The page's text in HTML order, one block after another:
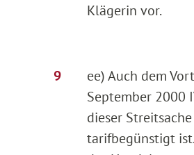
Klägerin vor.
ee) Auch dem
September 2000
dieser
tarifbegünstigt